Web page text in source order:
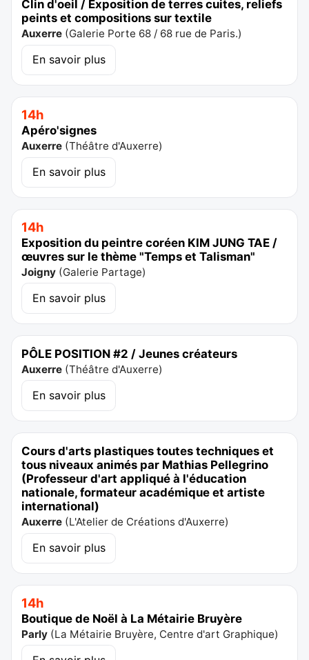
Clin d'oeil / Exposition de terres cuites, reliefs
peints et compositions sur textile
Auxerre (Galerie Porte 68 / 68 rue de Paris.)
En savoir plus
14h
Apéro'signes
Auxerre (Théâtre d'Auxerre)
En savoir plus
14h
Exposition du peintre coréen KIM JUNG TAE /
œuvres sur le thème "Temps et Talisman"
Joigny (Galerie Partage)
En savoir plus
PÔLE POSITION #2 / Jeunes créateurs
Auxerre (Théâtre d'Auxerre)
En savoir plus
Cours d'arts plastiques toutes techniques et
tous niveaux animés par Mathias Pellegrino
(Professeur d'art appliqué à l'éducation
nationale, formateur académique et artiste
international)
Auxerre (L'Atelier de Créations d'Auxerre)
En savoir plus
14h
Boutique de Noël à La Métairie Bruyère
Parly (La Métairie Bruyère, Centre d'art Graphique)